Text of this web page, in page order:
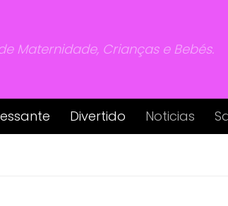
Maternidade, Crianças e Bebés.
Divertido Noticias